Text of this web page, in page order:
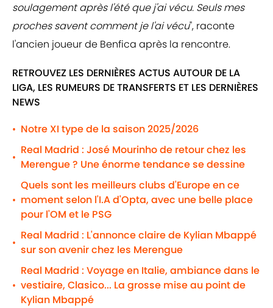
soulagement après l'été que j'ai vécu. Seuls mes
proches savent comment je l'ai vécu", raconte
l'ancien joueur de Benfica après la rencontre.
RETROUVEZ LES DERNIÈRES ACTUS AUTOUR DE LA
LIGA, LES RUMEURS DE TRANSFERTS ET LES DERNIÈRES
NEWS
• Notre XI type de la saison 2025/2026
•
Real Madrid : José Mourinho de retour chez les
Merengue ? Une énorme tendance se dessine
•
Quels sont les meilleurs clubs d'Europe en ce
moment selon l'I.A d'Opta, avec une belle place
pour l'OM et le PSG
•
Real Madrid : L'annonce claire de Kylian Mbappé
sur son avenir chez les Merengue
•
Real Madrid : Voyage en Italie, ambiance dans le
vestiaire, Clasico... La grosse mise au point de
Kylian Mbappé